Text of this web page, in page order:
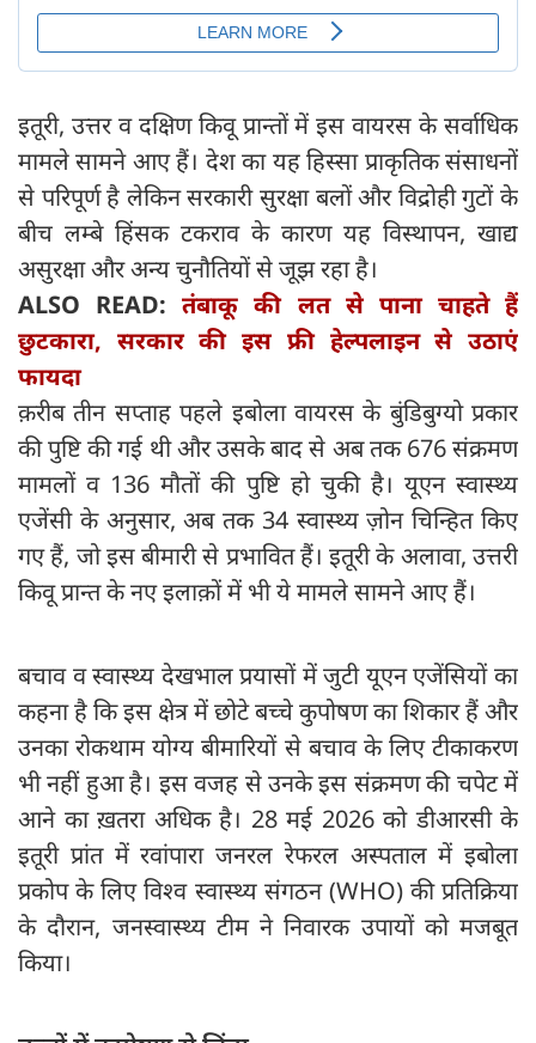
इतूरी, उत्तर व दक्षिण किवू प्रान्तों में इस वायरस के सर्वाधिक
मामले सामने आए हैं। देश का यह हिस्सा प्राकृतिक संसाधनों
से परिपूर्ण है लेकिन सरकारी सुरक्षा बलों और विद्रोही गुटों के
बीच लम्बे हिंसक टकराव के कारण यह विस्थापन, खाद्य
असुरक्षा और अन्य चुनौतियों से जूझ रहा है।
ALSO READ:तंबाकू की लत से पाना चाहते हैं
छुटकारा, सरकार की इस फ्री हेल्पलाइन से उठाएं
फायदा
क़रीब तीन सप्ताह पहले इबोला वायरस के बुंडिबुग्यो प्रकार
की पुष्टि की गई थी और उसके बाद से अब तक 676 संक्रमण
मामलों व 136 मौतों की पुष्टि हो चुकी है। यूएन स्वास्थ्य
एजेंसी के अनुसार, अब तक 34 स्वास्थ्य ज़ोन चिन्हित किए
गए हैं, जो इस बीमारी से प्रभावित हैं। इतूरी के अलावा, उत्तरी
किवू प्रान्त के नए इलाक़ों में भी ये मामले सामने आए हैं।
बचाव व स्वास्थ्य देखभाल प्रयासों में जुटी यूएन एजेंसियों का
कहना है कि इस क्षेत्र में छोटे बच्चे कुपोषण का शिकार हैं और
उनका रोकथाम योग्य बीमारियों से बचाव के लिए टीकाकरण
भी नहीं हुआ है। इस वजह से उनके इस संक्रमण की चपेट में
आने का ख़तरा अधिक है। 28 मई 2026 को डीआरसी के
इतूरी प्रांत में रवांपारा जनरल रेफरल अस्पताल में इबोला
प्रकोप के लिए विश्व स्वास्थ्य संगठन (WHO) की प्रतिक्रिया
के दौरान, जनस्वास्थ्य टीम ने निवारक उपायों को मजबूत
किया।